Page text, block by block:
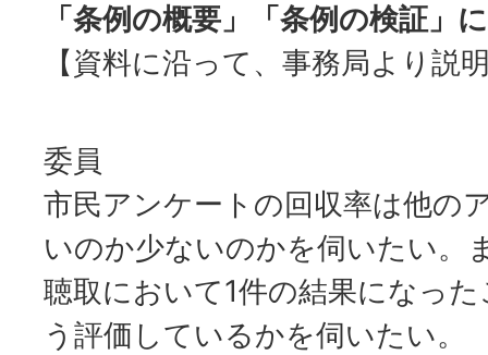
「条例の概要」「条例の検証」
【資料に沿って、事務局より説
委員
市民アンケートの回収率は他の
いのか少ないのかを伺いたい。
聴取において1件の結果になっ
う評価しているかを伺いたい。